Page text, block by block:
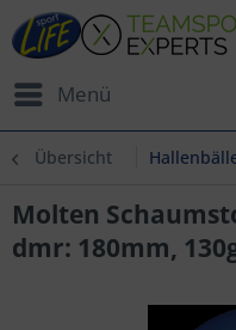
Menü
Übersicht
Molten
dmr: 180mm,